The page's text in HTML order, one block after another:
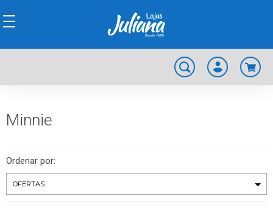
Minnie
Ordenar por: